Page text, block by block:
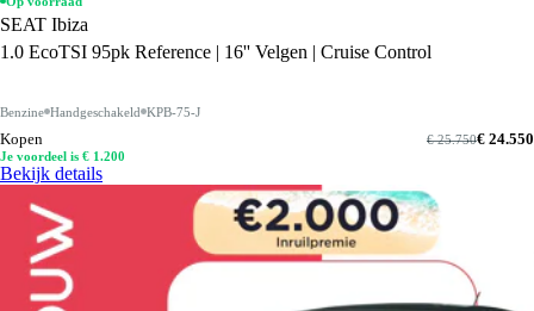
SEAT Ibiza
1.0 EcoTSI 95pk Reference | 16'' Velgen | Cruise Control
Benzine Handgeschakeld KPB-75-J
Kopen € 24.550
€ 25.750
Je voordeel is € 1.200
Bekijk details